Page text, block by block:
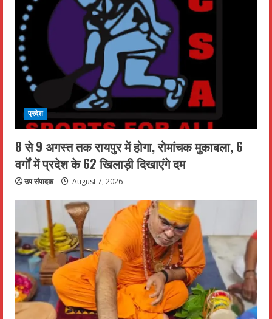
प्रदेश
8 से 9 अगस्त तक रायपुर में होगा, रोमांचक मुकाबला, 6
वर्गों में प्रदेश के 62 खिलाड़ी दिखाएंगे दम
उप संपादक August 7, 2026